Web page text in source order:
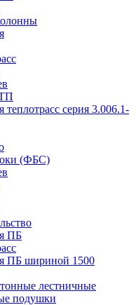
серия 3.006.1-
(ФБС)
ПБ
ПБ шириной 1500
лестничные
подушки